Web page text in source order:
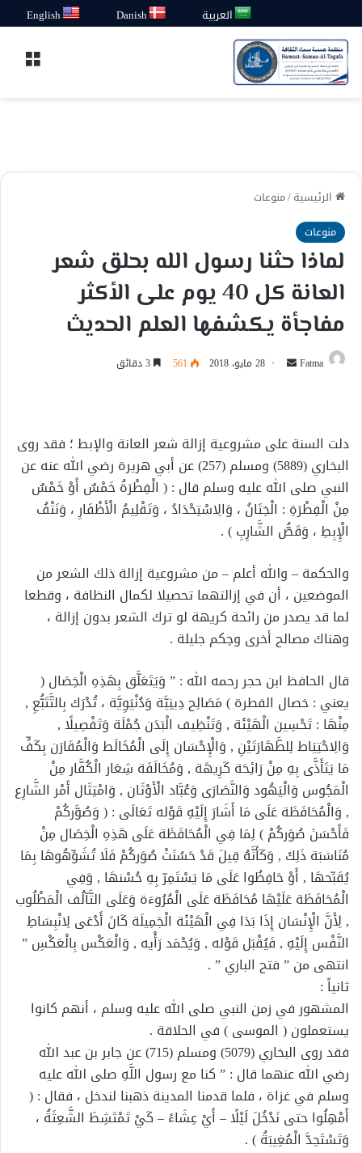
العربية Danish
English
الرئيسية/منوعات
منوعات
لماذا حثنا رسول الله بحلق شعر
العانة كل 40 يوم على الأكثر
مفاجأة يكشفها العلم الحديث
Fatma
أرسل 28 مايو، 2018 561
دلت السنة على مشروعية إزالة شعر العانة والإبط ؛ فقد روى
البخاري (5889) ومسلم (257) عن أبي هريرة رضي الله عنه عن
النبي صلى الله عليه وسلم قال : ( الْفِطْرَةُ خَمْسٌ أَوْ خَمْسٌ
مِنْ الْفِطْرَةِ : الْخِتَانُ ، وَالِاسْتِحْدَادُ ، وَتَقْلِيمُ الْأَظْفَارِ ، وَنَتْفُ
الْإِبِطِ ، وَقَصُّ الشَّارِبِ ) .
والحكمة – والله أعلم – من مشروعية إزالة ذلك الشعر من
الموضعين ، أن في إزالتهما تحصيلا لكمال النظافة ، وقطعا
لما قد يصدر من رائحة كريهة لو ترك الشعر بدون إزالة ،
وهناك مصالح أخرى وحِكم جليلة .
قال الحافظ ابن حجر رحمه الله : ” وَيَتَعَلَّق بِهَذِهِ الْخِصَال (
يعني : خصال الفطرة ) مَصَالِح دِينِيَّة وَدُنْيَوِيَّة ، تُدْرَك بِالتَّتَبُّعِ ,
مِنْهَا : تَحْسِين الْهَيْئَة , وَتَنْظِيف الْبَدَن جُمْلَة وَتَفْصِيلًا ,
وَالِاحْتِيَاط لِلطَّهَارَتَيْنِ , وَالْإِحْسَان إِلَى الْمُخَالَط وَالْمُقَارَن بِكَفٍّ
مَا يَتَأَذَّى بِهِ مِنْ رَائِحَة كَرِيهَة , وَمُخَالَفَة شِعَار الْكُفَّار مِنْ
الْمَجُوس وَالْيَهُود وَالنَّصَارَى وَعُبَّاد الْأَوْثَان , وَامْتِثَال أَمْر الشَّارِع
, وَالْمُحَافَظَة عَلَى مَا أَشَارَ إِلَيْهِ قَوْله تَعَالَى : ( وَصُوَّركُمْ
فَأَحْسَنَ صُوَركُمْ ) لِمَا فِي الْمُحَافَظَة عَلَى هَذِهِ الْخِصَال مِنْ
مُنَاسَبَة ذَلِكَ , وَكَأَنَّهُ قِيلَ قَدْ حَسُنَتْ صُوَركُمْ فَلَا تُشَوِّهُوهَا بِمَا
يُقَبِّحهَا , أَوْ حَافِظُوا عَلَى مَا يَسْتَمِرّ بِهِ حُسْنهَا , وَفِي
الْمُحَافَظَة عَلَيْهَا مُحَافَظَة عَلَى الْمُرُوءَة وَعَلَى التَّآلُف الْمَطْلُوب
, لِأَنَّ الْإِنْسَان إِذَا بَدَا فِي الْهَيْئَة الْجَمِيلَة كَانَ أَدْعَى لِانْبِسَاطِ
النَّفْس إِلَيْهِ , فَيُقْبَل قَوْله , وَيُحْمَد رَأْيه , وَالْعَكْس بِالْعَكْسِ ”
انتهى من ” فتح الباري ” .
ثانياً :
المشهور في زمن النبي صلى الله عليه وسلم ، أنهم كانوا
يستعملون ( الموسى ) في الحلاقة .
فقد روى البخاري (5079) ومسلم (715) عن جابر بن عبد الله
رضي الله عنهما قال : ” كنا مع رسول اللَّهِ صلى الله عليه
وسلم في غزاة ، فلما قدمنا المدينة ذهبنا لندخل ، فقال : (
أَمْهِلُوا حتى نَدْخُلَ لَيْلًا – أَيْ عِشَاءً – كَيْ تَمْتَشِطَ الشَّعِثَةُ ،
وَتَسْتَحِدَّ الْمُغِيبَةُ ) .